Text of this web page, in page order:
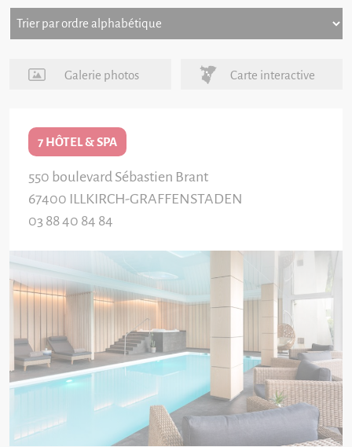
Galerie photos Carte interactive
7 HÔTEL & SPA
550 boulevard Sébastien Brant
67400 ILLKIRCH-GRAFFENSTADEN
03 88 40 84 84